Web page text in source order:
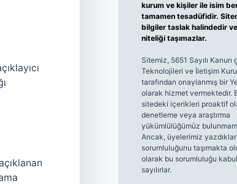
kurum ve kişiler ile isim
tamamen tesadüfidir.
bilgiler taslak halindedir
niteliği taşımazlar.
Sitemiz, 5651 Sayılı Kanun
Teknolojileri ve İletişim
tarafından onaylanmış bir
olarak hizmet vermektedir.
sitedeki içerikleri proaktif
denetleme veya araştırma
yükümlülüğümüz
Ancak, üyelerimiz
sorumluluğunu taşımakta
olarak bu sorumluluğu
sayılırlar.